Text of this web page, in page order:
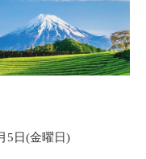
5日(金曜日)